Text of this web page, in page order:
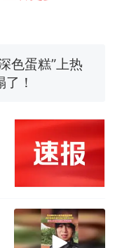
色蛋糕”上热
！
回家”改写了